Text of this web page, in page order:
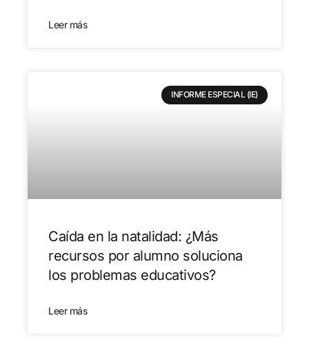
Leer más
INFORME ESPECIAL (IE)
Caída en la natalidad: ¿Más
recursos por alumno soluciona
los problemas educativos?
Leer más